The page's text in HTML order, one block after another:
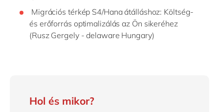
Migrációs térkép S4/Hana átálláshoz: Költség-
és erőforrás optimalizálás az Ön sikeréhez
(Rusz Gergely - delaware Hungary)
Hol és mikor?